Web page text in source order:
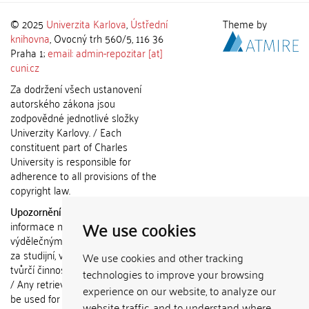
We use cookies
We use cookies and other tracking
technologies to improve your browsing
experience on our website, to analyze our
© 2025 Univerzita Karlova,Ústřední
knihovna, Ovocný trh 560/5, 116 36
Praha 1;email: admin-repozitar [at]
cuni.cz
Za dodržení všech ustanovení
autorského zákona jsou
zodpovědné jednotlivé složky
Univerzity Karlovy. / Each
constituent part of Charles
University is responsible for
adherence to all provisions of the
copyright law.
Upozornění / Notice:
informace nemohou být použity k
výdělečným účelům nebo vydávány
za studijní, vědeckou nebo jinou
tvůrčí činnost jiné osoby než autora.
/ Any retrieved information shall not
be used for any commercial
Theme by